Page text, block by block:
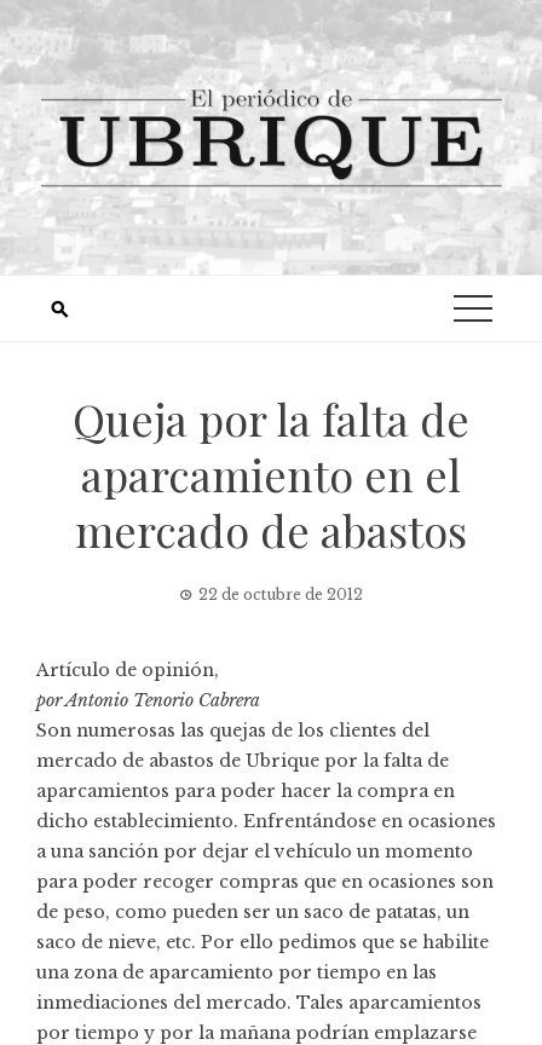
Queja por la falta de
aparcamiento en el
mercado de abastos
22 de octubre de 2012
Artículo de opinión,
por Antonio Tenorio Cabrera
Son numerosas las quejas de los clientes del
mercado de abastos de Ubrique por la falta de
aparcamientos para poder hacer la compra en
dicho establecimiento. Enfrentándose en ocasiones
a una sanción por dejar el vehículo un momento
para poder recoger compras que en ocasiones son
de peso, como pueden ser un saco de patatas, un
saco de nieve, etc. Por ello pedimos que se habilite
una zona de aparcamiento por tiempo en las
inmediaciones del mercado. Tales aparcamientos
por tiempo y por la mañana podrían emplazarse